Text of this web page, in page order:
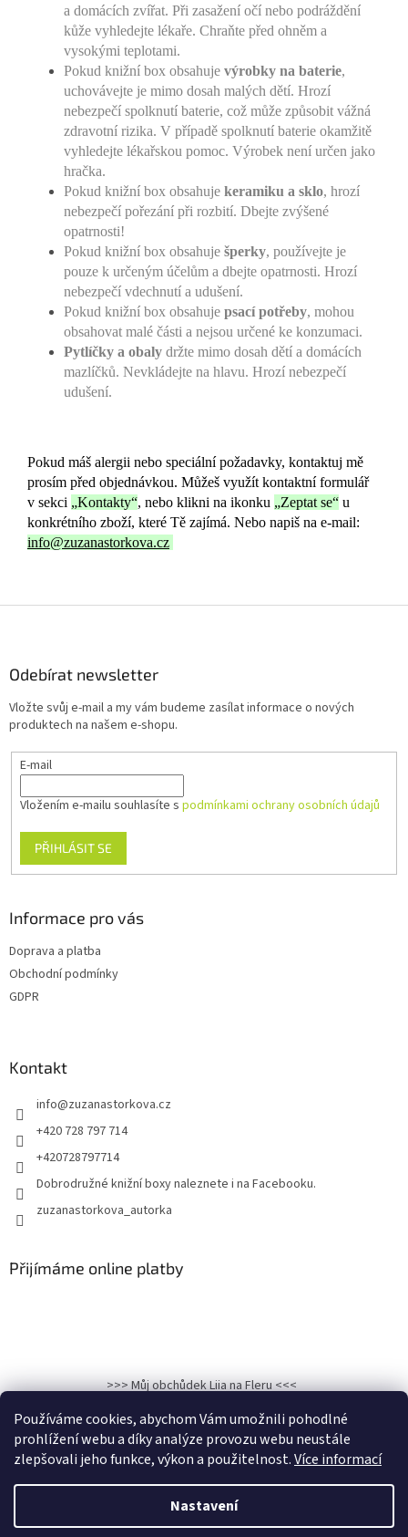
Používáme cookies, abychom Vám umožnili pohodlné
prohlížení webu a díky analýze provozu webu neustále
zlepšovali jeho funkce, výkon a použitelnost.Více informací
Nastavení
a domácích zvířat. Při zasažení očí nebo podráždění
kůže vyhledejte lékaře. Chraňte před ohněm a
vysokými teplotami.
Pokud knižní box obsahuje výrobky na baterie,
uchovávejte je mimo dosah malých dětí. Hrozí
nebezpečí spolknutí baterie, což může způsobit vážná
zdravotní rizika. V případě spolknutí baterie okamžitě
vyhledejte lékařskou pomoc. Výrobek není určen jako
hračka.
Pokud knižní box obsahuje keramiku a sklo, hrozí
nebezpečí pořezání při rozbití. Dbejte zvýšené
opatrnosti!
Pokud knižní box obsahuje šperky, používejte je
pouze k určeným účelům a dbejte opatrnosti. Hrozí
nebezpečí vdechnutí a udušení.
Pokud knižní box obsahuje psací potřeby, mohou
obsahovat malé části a nejsou určené ke konzumaci.
Pytlíčky a obaly držte mimo dosah dětí a domácích
mazlíčků. Nevkládejte na hlavu. Hrozí nebezpečí
udušení.
Pokud máš alergii nebo speciální požadavky, kontaktuj mě
prosím před objednávkou. Můžeš využít kontaktní formulář
v sekci „Kontakty“, nebo klikni na ikonku „Zeptat se“ u
konkrétního zboží, které Tě zajímá. Nebo napiš na e-mail:
info@zuzanastorkova.cz
Odebírat newsletter
Vložte svůj e-mail a my vám budeme zasílat informace o nových
produktech na našem e-shopu.
E-mail
Vložením e-mailu souhlasíte s podmínkami ochrany osobních údajů
PŘIHLÁSIT SE
Informace pro vás
Doprava a platba
Obchodní podmínky
GDPR
Kontakt
info@zuzanastorkova.cz
+420 728 797 714
+420728797714
Dobrodružné knižní boxy naleznete i na Facebooku.
zuzanastorkova_autorka
Přijímáme online platby
>>> Můj obchůdek Liia na Fleru <<<